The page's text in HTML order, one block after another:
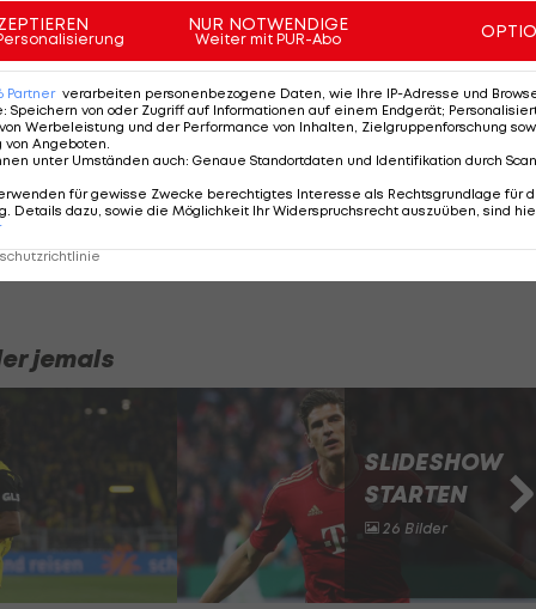
machte er in 216 Pflichtspielen 113 Treffer. In
komplett außen vor.
jemals
SLIDESHOW
STARTEN
26 Bilder
NUR NOTWENDIGE
Weiter mit PUR-Abo
Partner verarbeiten personenbezogene Daten, wie Ihre IP-Adresse und
: Speichern von oder Zugriff auf Informationen auf einem Endgerät;
Werbeleistung und der Performance von Inhalten, Zielgruppenforschung
von Angeboten.
unter Umständen auch: Genaue Standortdaten und Identifikation durch
für gewisse Zwecke berechtigtes Interesse als Rechtsgrundlage für
Details dazu, sowie die Möglichkeit Ihr Widerspruchsrecht auszuüben, sind